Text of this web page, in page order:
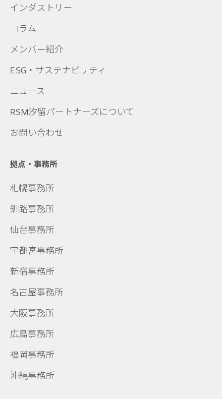
インダストリー
コラム
メンバー紹介
ESG・サステナビリティ
ニュース
RSM汐留パートナーズについて
お問い合わせ
拠点・事務所
札幌事務所
釧路事務所
仙台事務所
宇都宮事務所
新宿事務所
名古屋事務所
大阪事務所
広島事務所
福岡事務所
沖縄事務所